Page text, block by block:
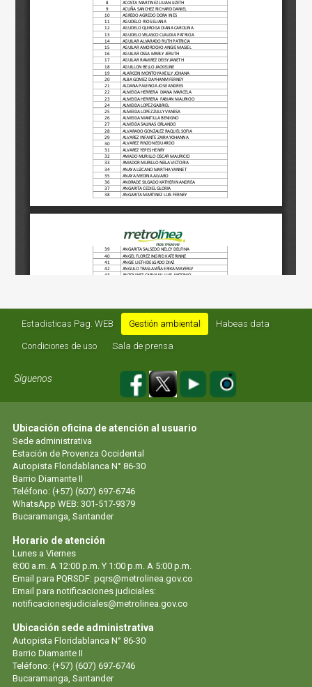
Estadisticas Pag. WEB Gestión ambiental Habeas data
Condiciones de uso Sala de prensa
Síguenos
Ubicación oficina de atención al usuario
Sede administrativa
Estación de Provenza Occidental
Autopista Floridablanca N° 86-30
Barrio Diamante II
Teléfono: (+57) (607) 697-6746
WhatsApp WEB: 301-517-9379
Bucaramanga, Santander
Horario de atención
Lunes a Viernes
8:00 a.m. A 12:00 p.m. Y 1:00 p.m. A 5:00 p.m.
Email para PQRSDF: pqrs@metrolinea.gov.co
Email para notificaciones judiciales:
notificacionesjudiciales@metrolinea.gov.co
Ubicación sede administrativa
Autopista Floridablanca N° 86-30
Barrio Diamante II
Teléfono: (+57) (607) 697-6746
Bucaramanga, Santander